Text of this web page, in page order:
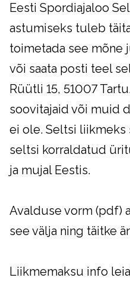
Eesti Spordiajaloo
astumiseks tuleb
toimetada see mõne
või saata posti teel
Rüütli 15, 51007
soovitajaid või muid
ei ole. Seltsi liikmeks
seltsi korraldatud
ja mujal Eestis.
Avalduse vorm (pdf)
see välja ning täitke
Liikmemaksu info